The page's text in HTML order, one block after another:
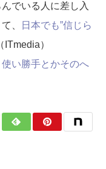
でいる人に差し入
、
日本でも”信じら
ITmedia）
い勝手とかそのへ